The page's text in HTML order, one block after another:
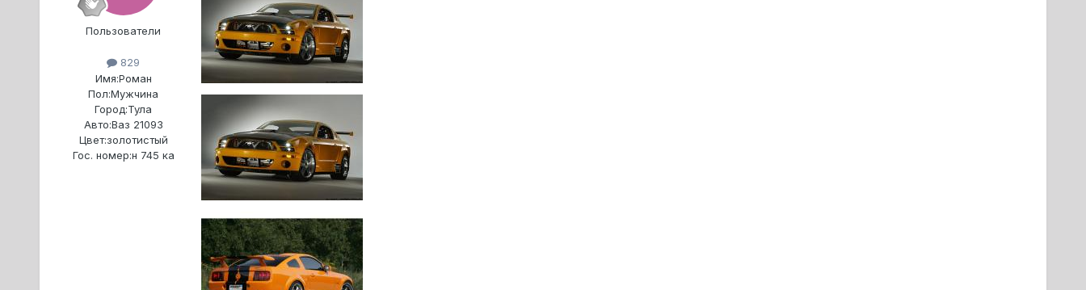
Пользователи
829
Имя:Роман
Пол:Мужчина
Город:Тула
Авто:Ваз 21093
Цвет:золотистый
Гос. номер:н 745 ка